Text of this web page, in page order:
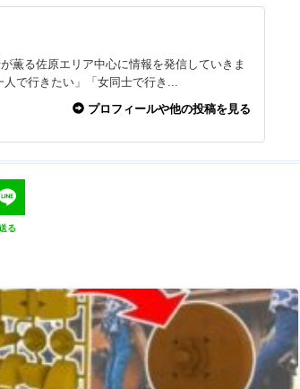
薫る佐原エリア中心に情報を発信していきま
で行きたい」「女同士で行き...
プロフィールや他の投稿を見る
る